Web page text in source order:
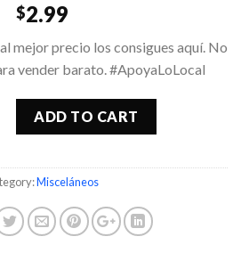
$2.99
mejor precio los consigues aquí. No
vender barato. #ApoyaLoLocal
ADD TO CART
Misceláneos